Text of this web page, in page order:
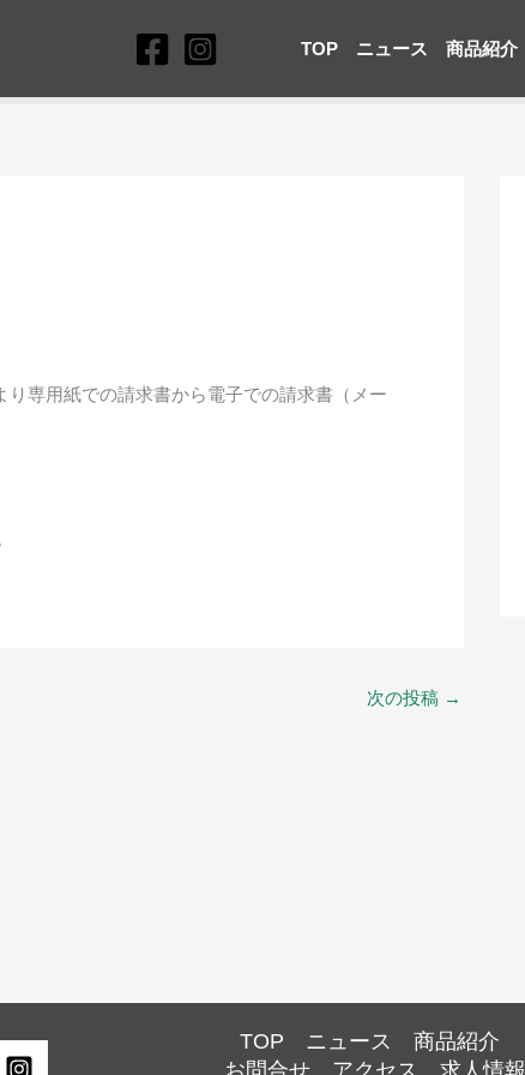
TOP ニュース 商品紹介
専用紙での請求書から電子での請求書（メー
次の投稿 →
TOP ニュース
商品紹介
お問合せ
アクセス 求人情報